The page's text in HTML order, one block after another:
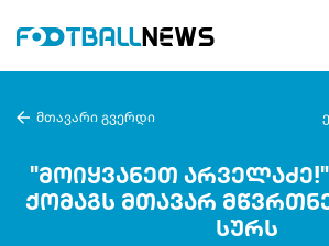
მთავარი გვერდი
"მოიყვანეთ არველაძე!"
ქომაგს მთავარ
სურს